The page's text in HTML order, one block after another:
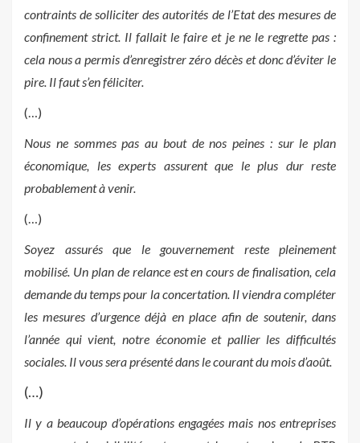
contraints de solliciter des autorités de l’Etat des mesures de
confinement strict. Il fallait le faire et je ne le regrette pas :
cela nous a permis d’enregistrer zéro décès et donc d’éviter le
pire. Il faut s’en féliciter.
(…)
Nous ne sommes pas au bout de nos peines : sur le plan
économique, les experts assurent que le plus dur reste
probablement à venir.
(…)
Soyez assurés que le gouvernement reste pleinement
mobilisé. Un plan de relance est en cours de finalisation, cela
demande du temps pour la concertation. Il viendra compléter
les mesures d’urgence déjà en place afin de soutenir, dans
l’année qui vient, notre économie et pallier les difficultés
sociales. Il vous sera présenté dans le courant du mois d’août.
(…)
Il y a beaucoup d’opérations engagées mais nos entreprises